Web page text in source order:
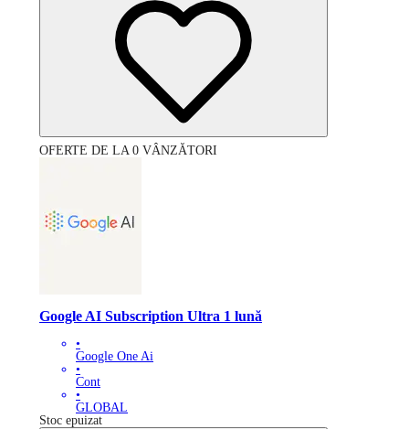
OFERTE DE LA 0 VÂNZĂTORI
Google AI Subscription Ultra 1 lună
•
Google One Ai
•
Cont
•
GLOBAL
Stoc epuizat